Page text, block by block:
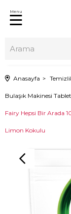
Menu
Anasayfa
Bulaşık Makinesi
Fairy Hepsi Bir Arada
Limon Kokulu